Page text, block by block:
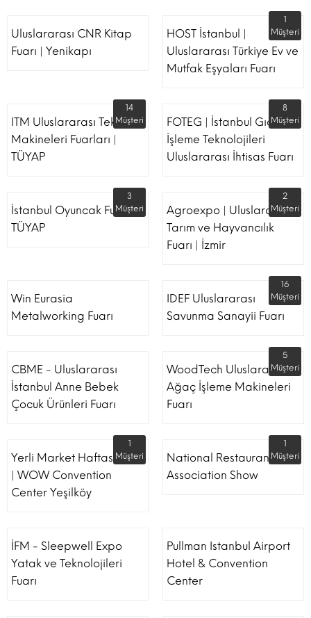
Uluslararası CNR Kitap
Fuarı | Yenikapı
HOST İstanbul |
Uluslararası Türkiye Ev ve
Mutfak Eşyaları Fuarı
1
Müşteri
ITM Uluslararası Tekstil
Makineleri Fuarları |
TÜYAP
14
Müşteri
FOTEG | İstanbul Gıda
İşleme Teknolojileri
Uluslararası İhtisas Fuarı
8
Müşteri
İstanbul Oyuncak Fuarı -
TÜYAP
3
Müşteri
Agroexpo | Uluslararası
Tarım ve Hayvancılık
Fuarı | İzmir
2
Müşteri
Win Eurasia
Metalworking Fuarı
IDEF Uluslararası
Savunma Sanayii Fuarı
16
Müşteri
CBME - Uluslararası
İstanbul Anne Bebek
Çocuk Ürünleri Fuarı
WoodTech Uluslararası
Ağaç İşleme Makineleri
Fuarı
5
Müşteri
Yerli Market Haftası Fuarı
| WOW Convention
Center Yeşilköy
1
Müşteri
National Restaurant
Association Show
1
Müşteri
İFM - Sleepwell Expo
Yatak ve Teknolojileri
Fuarı
Pullman Istanbul Airport
Hotel & Convention
Center